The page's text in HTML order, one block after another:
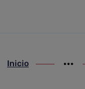
ir-a inicio
Inicio